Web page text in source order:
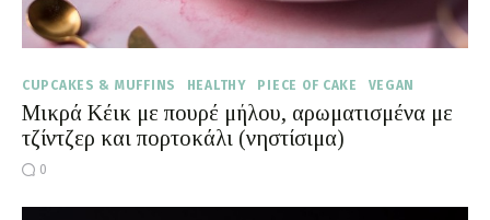
CUPCAKES & MUFFINS HEALTHY PIECE OF CAKE VEGAN
Μικρά Κέικ με πουρέ μήλου, αρωματισμένα με
τζίντζερ και πορτοκάλι (νηστίσιμα)
0